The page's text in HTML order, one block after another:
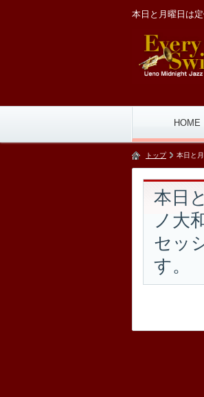
本日と月曜日は
HOME
トップ 本日と
本日
ノ大
セッ
す。